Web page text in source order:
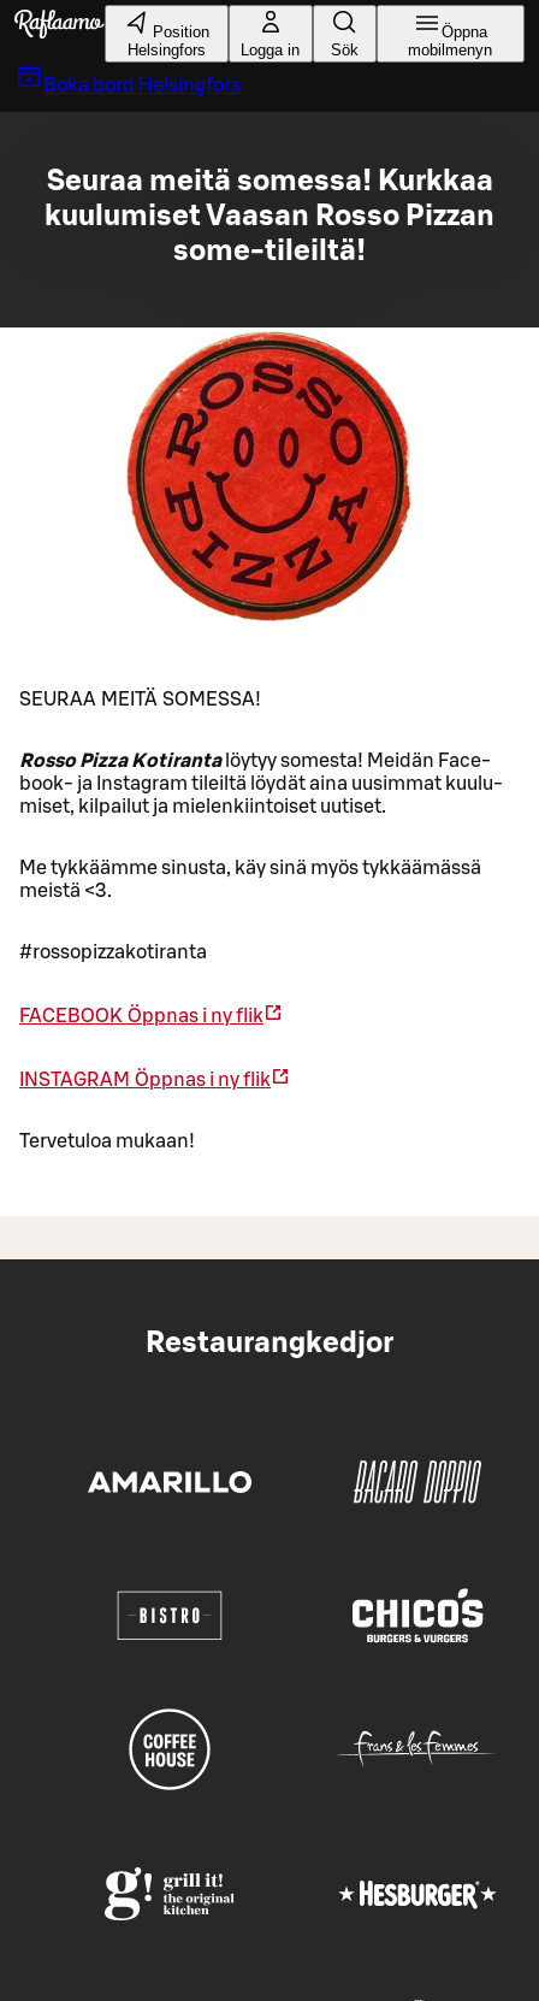
Gå till huvudinnehållet
Position
Helsingfors
Logga in Sök
Öppna
mobilmenyn
Boka bord Helsingfors
Seuraa meitä somessa! Kurkkaa
kuulumiset Vaasan Rosso Pizzan
some-tileiltä!
SEURAA MEITÄ SOMESSA!
Rosso Pizza Kotirantalöytyy somesta! Mei­dän Face­
book- ja Ins­ta­gram ti­leil­tä löy­dät aina uusim­mat kuu­lu­
mi­set, kil­pai­lut ja mie­len­kiin­toi­set uu­ti­set.
Me tyk­kääm­me si­nus­ta, käy sinä myös tyk­kää­mäs­sä
meis­tä <3.
#rossopizzakotiranta
FACE­BOOK Öppnas i ny flik
INS­TA­GRAM Öppnas i ny flik
Tervetuloa mukaan!
Restaurangkedjor